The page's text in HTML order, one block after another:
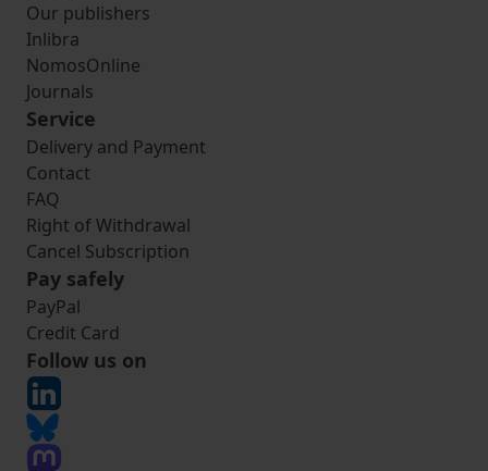
Our publishers
Inlibra
NomosOnline
Journals
Service
Delivery and Payment
Contact
FAQ
Right of Withdrawal
Cancel Subscription
Pay safely
PayPal
Credit Card
Follow us on